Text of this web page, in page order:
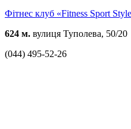
Фітнес клуб «Fitness Sport
624 м. вулиця Туполева, 50/20
(044) 495-52-26